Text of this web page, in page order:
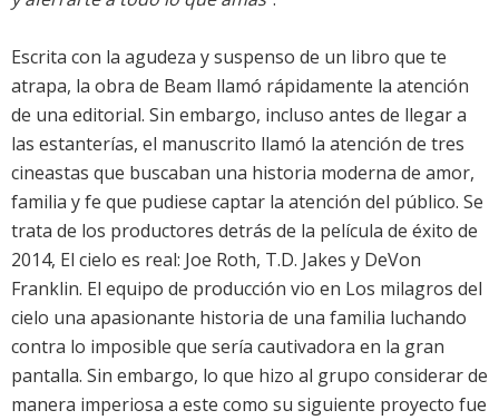
Escrita con la agudeza y suspenso de un libro que te
atrapa, la obra de Beam llamó rápidamente la atención
de una editorial. Sin embargo, incluso antes de llegar a
las estanterías, el manuscrito llamó la atención de tres
cineastas que buscaban una historia moderna de amor,
familia y fe que pudiese captar la atención del público. Se
trata de los productores detrás de la película de éxito de
2014, El cielo es real: Joe Roth, T.D. Jakes y DeVon
Franklin. El equipo de producción vio en Los milagros del
cielo una apasionante historia de una familia luchando
contra lo imposible que sería cautivadora en la gran
pantalla. Sin embargo, lo que hizo al grupo considerar de
manera imperiosa a este como su siguiente proyecto fue